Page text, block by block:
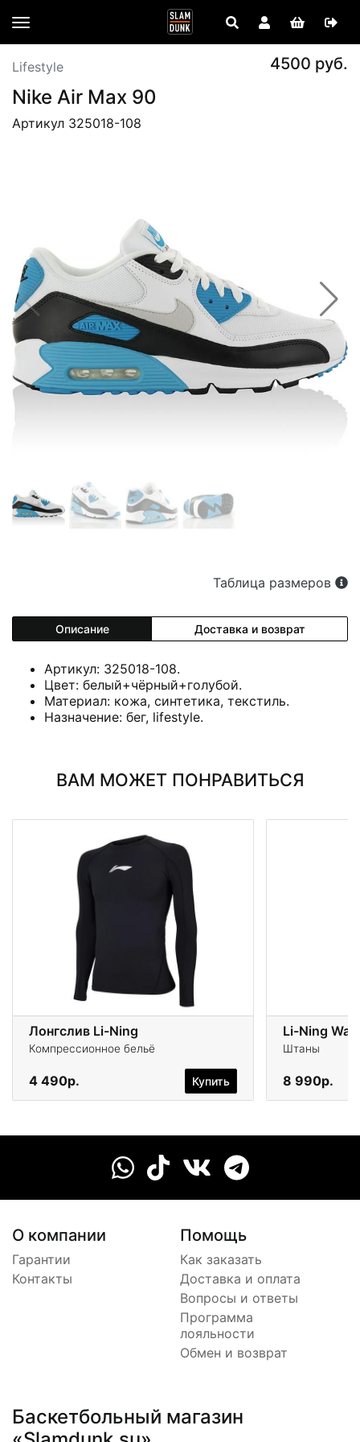
Lifestyle 4500 руб.
Nike Air Max 90
Артикул 325018-108
Таблица размеров
Описание Доставка и возврат
Артикул: 325018-108.
Цвет: белый+чёрный+голубой.
Материал: кожа, синтетика, текстиль.
Назначение: бег, lifestyle.
ВАМ МОЖЕТ ПОНРАВИТЬСЯ
Лонгслив Li-Ning
Компрессионное бельё
4 490р. Купить
Li-Ning
Штаны
8 990р.
О компании
Гарантии
Контакты
Помощь
Как заказать
Доставка и оплата
Вопросы и ответы
Программа
лояльности
Обмен и возврат
Баскетбольный магазин